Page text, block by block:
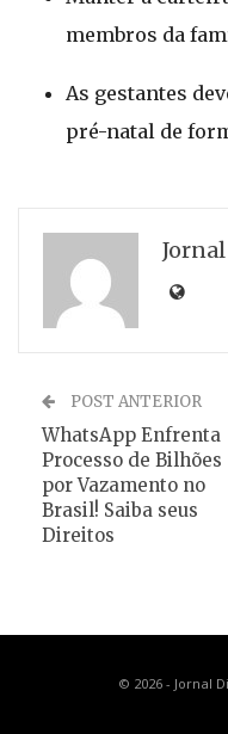
membros da
As gestantes
pré-natal de
POST ANTERIOR
WhatsApp Enfrenta
Processo de Bilhões
por Vazamento no
Brasil! Saiba seus
Direitos
© 2026 - Jornal